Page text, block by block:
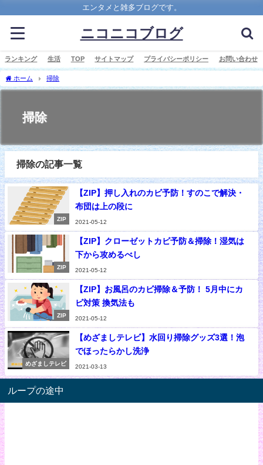
エンタメと雑多ブログです。
ニコニコブログ
ランキング 生活 TOP サイトマップ プライバシーポリシー お問い合わせ
ホーム 掃除
掃除
掃除の記事一覧
ZIP
【ZIP】押し入れのカビ予防！すのこで解決・
布団は上の段に
2021-05-12
ZIP
【ZIP】クローゼットカビ予防＆掃除！湿気は
下から攻めるべし
2021-05-12
ZIP
【ZIP】お風呂のカビ掃除＆予防！ 5月中にカ
ビ対策 換気法も
2021-05-12
めざましテレビ
【めざましテレビ】水回り掃除グッズ3選！泡
でほったらかし洗浄
2021-03-13
ループの途中